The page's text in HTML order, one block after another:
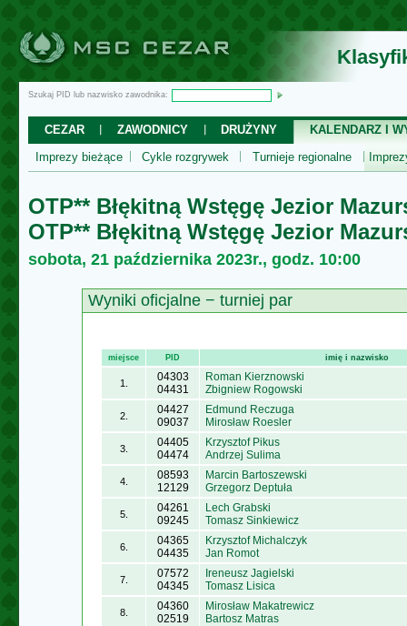
Szukaj PID lub nazwisko zawodnika:
CEZAR ZAWODNICY DRUŻYNY
KALENDARZ I
Imprezy bieżące
Cykle rozgrywek Turnieje regionalne
OTP** Błękitną Wstęgę Jezior
OTP** Błękitną Wstęgę Jezior
sobota, 21 października 2023r., godz. 10:00
Wyniki oficjalne − turniej par
miejsce PID imię i nazwisko
1.
04303
04431
Roman Kierznowski
Zbigniew Rogowski
2.
04427
09037
Edmund Reczuga
Mirosław Roesler
3.
04405
04474
Krzysztof Pikus
Andrzej Sulima
4.
08593
12129
Marcin Bartoszewski
Grzegorz Deptuła
5.
04261
09245
Lech Grabski
Tomasz Sinkiewicz
6.
04365
04435
Krzysztof Michalczyk
Jan Romot
7.
07572
04345
Ireneusz Jagielski
Tomasz Lisica
8.
04360
02519
Mirosław Makatrewicz
Bartosz Matras